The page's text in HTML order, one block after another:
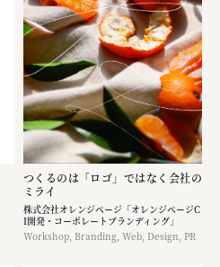
つくるのは「ロゴ」ではなく​会社の
ミライ
株式会社オレンジページ​「オレンジページC
I開発・コーポレートブランディング​」
Workshop, Branding, Web, Design, PR